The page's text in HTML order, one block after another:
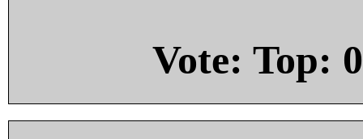
Vote: Top: 0